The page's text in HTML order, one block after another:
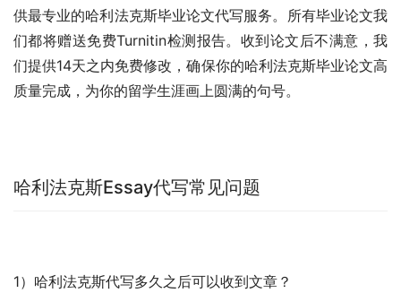
供最专业的哈利法克斯毕业论文代写服务。所有毕业论文我
们都将赠送免费Turnitin检测报告。收到论文后不满意，我
们提供14天之内免费修改，确保你的哈利法克斯毕业论文高
质量完成，为你的留学生涯画上圆满的句号。
哈利法克斯Essay代写常见问题
1）哈利法克斯代写多久之后可以收到文章？